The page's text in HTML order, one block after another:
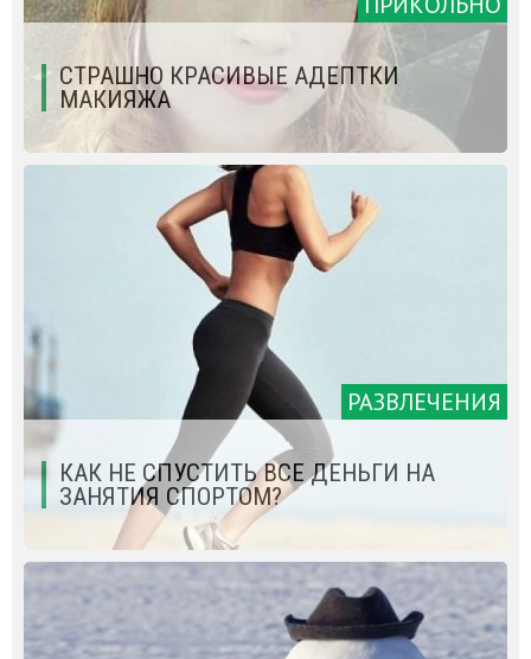
СТРАШНО КРАСИВЫЕ АДЕПТКИ
МАКИЯЖА
РАЗВЛЕЧЕНИЯ
КАК НЕ СПУСТИТЬ ВСЕ ДЕНЬГИ НА
ЗАНЯТИЯ СПОРТОМ?